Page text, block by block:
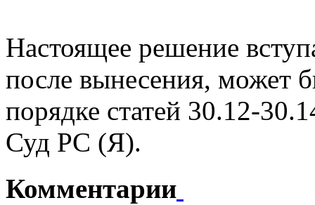
Настоящее решение
после вынесения, может
порядке статей 30.12-
Суд РС (Я).
Комментарии